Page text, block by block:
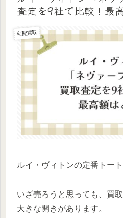
査定を9社で比較！最
宅配買取
ルイ・ヴィトンの定番トー
いざ売ろうと思っても、買
大きな開きがあります。